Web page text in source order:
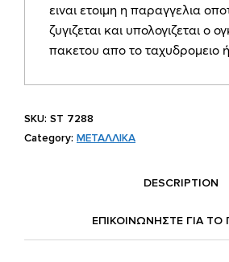
ειναι ετοιμη η παραγγελια
ζυγιζεται και υπολογιζεται ο
πακετου απο το ταχυδρομειο
SKU: ST 7288
Category: ΜΕΤΑΛΛΙΚΑ
DESCRIPTION
ΕΠΙΚΟΙΝΩΝΗΣΤΕ ΓΙΑ ΤΟ